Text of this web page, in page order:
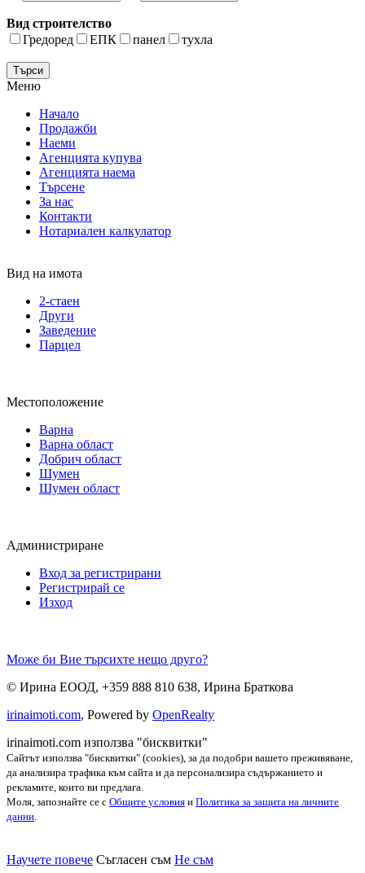
Вид строителство
Гредоред
ЕПК панел тухла
Меню
Начало
Продажби
Наеми
Агенцията купува
Агенцията наема
Търсене
За нас
Контакти
Нотариален калкулатор
Вид на имота
2-стаен
Други
Заведение
Парцел
Местоположение
Варна
Варна област
Добрич област
Шумен
Шумен област
Администриране
Вход за регистрирани
Регистрирай се
Изход
Може би Вие търсихте нещо друго?
© Ирина ЕООД, +359 888 810 638, Ирина Браткова
irinaimoti.com, Powered by OpenRealty
irinaimoti.com използва "бисквитки"
Сайтът използва "бисквитки" (cookies), за да подобри вашето преживяване,
да анализира трафика към сайта и да персонализира съдържанието и
рекламите, които ви предлага.
Моля, запознайте се с Общите условия и Политика за защита на личните
данни
Научете повече Съгласен съм Не съм